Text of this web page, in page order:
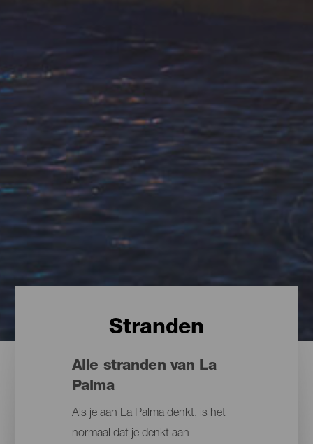
Stranden
Alle stranden van La
Palma
Als je aan La Palma denkt, is het
normaal dat je denkt aan